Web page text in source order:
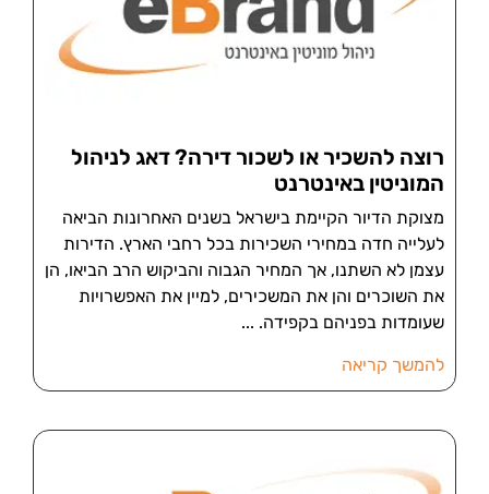
רוצה להשכיר או לשכור דירה? דאג לניהול
המוניטין באינטרנט
מצוקת הדיור הקיימת בישראל בשנים האחרונות הביאה
לעלייה חדה במחירי השכירות בכל רחבי הארץ. הדירות
עצמן לא השתנו, אך המחיר הגבוה והביקוש הרב הביאו, הן
את השוכרים והן את המשכירים, למיין את האפשרויות
שעומדות בפניהם בקפידה.
להמשך קריאה